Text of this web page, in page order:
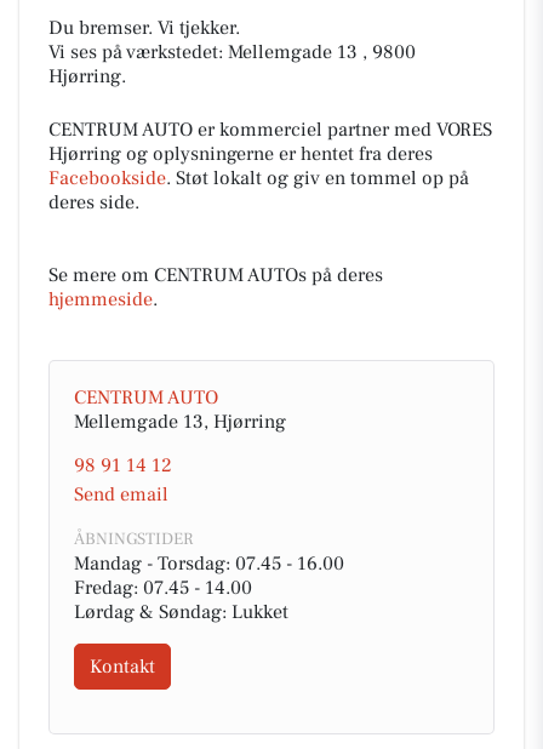
Du bremser. Vi tjekker.
Vi ses på værkstedet: Mellemgade 13 , 9800
Hjørring.
CENTRUM AUTO er kommerciel partner med VORES
Hjørring og oplysningerne er hentet fra deres
Facebookside. Støt lokalt og giv en tommel op på
deres side.
Se mere om CENTRUM AUTOs på deres
hjemmeside.
CENTRUM AUTO
Mellemgade 13, Hjørring
98 91 14 12
Send email
ÅBNINGSTIDER
Mandag - Torsdag: 07.45 - 16.00
Fredag: 07.45 - 14.00
Lørdag & Søndag: Lukket
Kontakt